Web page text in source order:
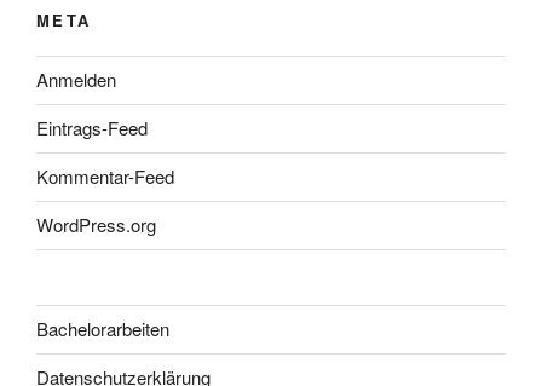
META
Anmelden
Eintrags-Feed
Kommentar-Feed
WordPress.org
Bachelorarbeiten
Datenschutzerklärung